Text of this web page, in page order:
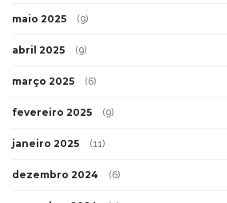
maio 2025 (9)
abril 2025 (9)
março 2025 (6)
fevereiro 2025 (9)
janeiro 2025 (11)
dezembro 2024 (6)